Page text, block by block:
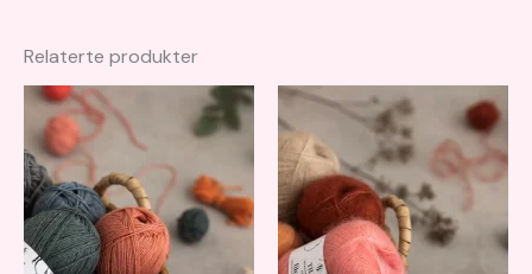
Relaterte produkter